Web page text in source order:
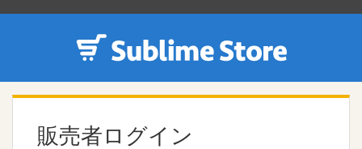
販売者ログイン